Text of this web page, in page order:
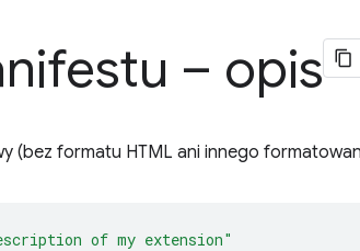
– opis
(bez formatu HTML ani innego
of my extension"